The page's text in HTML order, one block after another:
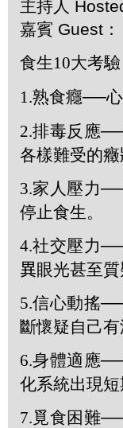
主持人
嘉賓 Guest：
食生10大考驗
1.熟食癮──心
2.排毒反應
各樣難受的癥
3.家人壓力
停止食生。
4.社交壓力
異眼光甚至質
5.信心動搖
斷懷疑自己有
6.身體適應
化系統出現短
7.覓食困難